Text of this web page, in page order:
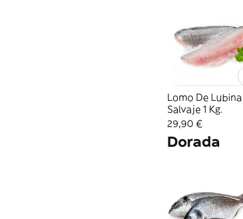
Lomo De Lubina
Salvaje 1 Kg.
29,90 €
Dorada